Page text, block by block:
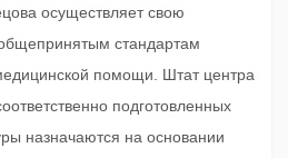
осуществляет свою
стандартам
помощи. Штат центра
подготовленных
назначаются на основании